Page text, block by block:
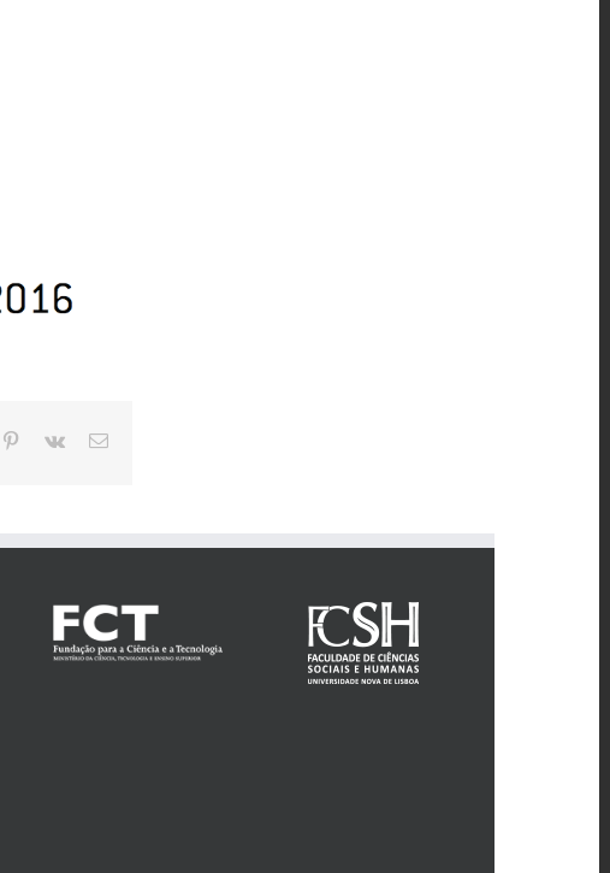
Pinterest
Vk Email